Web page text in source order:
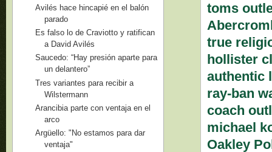
toms
true
hollister
authentic
ray-ban
coach
michael
Oakley
Avilés hace hincapié en el balón
parado
Es falso lo de Craviotto y ratifican
a David Avilés
Saucedo: “Hay presión aparte para
un delantero”
Tres variantes para recibir a
Wilstermann
Arancibia parte con ventaja en el
arco
Argüello: "No estamos para dar
ventaja"